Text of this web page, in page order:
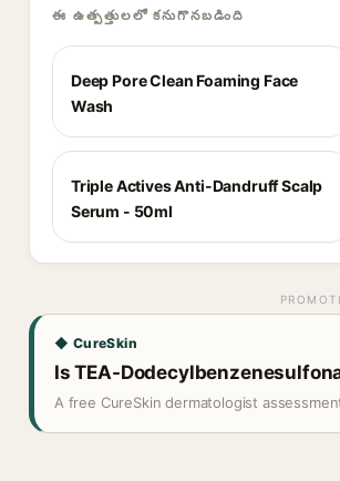
ఈ ఉత్పత్తులలో కనుగొనబడింది
Deep Pore Clean Foaming Face
Wash
Triple Actives Anti-Dandruff Scalp
Serum - 50ml
◆ CureSkin
Is TEA-
A free CureSkin dermatologist